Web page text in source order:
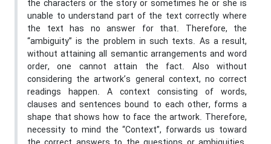
the characters or the story or sometimes he or she is
unable to understand part of the text correctly where
the text has no answer for that. Therefore, the
“ambiguity” is the problem in such texts. As a result,
without attaining all semantic arrangements and word
order, one cannot attain the fact. Also without
considering the artwork’s general context, no correct
readings happen. A context consisting of words,
clauses and sentences bound to each other, forms a
shape that shows how to face the artwork. Therefore,
necessity to mind the “Context”, forwards us toward